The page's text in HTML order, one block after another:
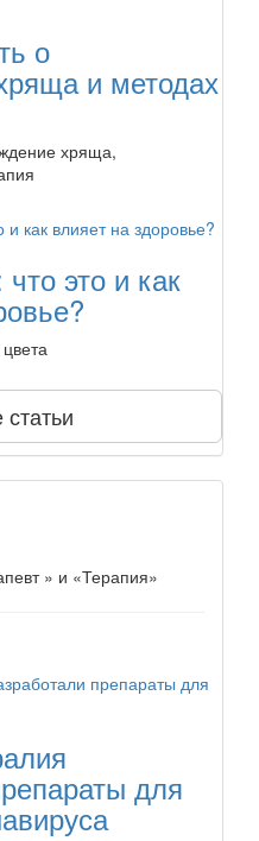
о
и методах
хряща,
это и как
» и «Терапия»
для